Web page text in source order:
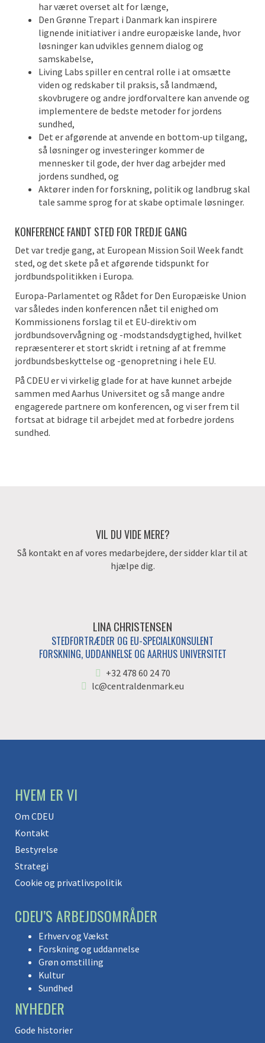
har været overset alt for længe,
Den Grønne Trepart i Danmark kan inspirere
lignende initiativer i andre europæiske lande, hvor
løsninger kan udvikles gennem dialog og
samskabelse,
Living Labs spiller en central rolle i at omsætte
viden og redskaber til praksis, så landmænd,
skovbrugere og andre jordforvaltere kan anvende og
implementere de bedste metoder for jordens
sundhed,
Det er afgørende at anvende en bottom-up tilgang,
så løsninger og investeringer kommer de
mennesker til gode, der hver dag arbejder med
jordens sundhed, og
Aktører inden for forskning, politik og landbrug skal
tale samme sprog for at skabe optimale løsninger.
KONFERENCE FANDT STED FOR TREDJE GANG
Det var tredje gang, at European Mission Soil Week fandt
sted, og det skete på et afgørende tidspunkt for
jordbundspolitikken i Europa.
Europa-Parlamentet og Rådet for Den Europæiske Union
var således inden konferencen nået til enighed om
Kommissionens forslag til et EU-direktiv om
jordbundsovervågning og -modstandsdygtighed, hvilket
repræsenterer et stort skridt i retning af at fremme
jordbundsbeskyttelse og -genopretning i hele EU.
På CDEU er vi virkelig glade for at have kunnet arbejde
sammen med Aarhus Universitet og så mange andre
engagerede partnere om konferencen, og vi ser frem til
fortsat at bidrage til arbejdet med at forbedre jordens
sundhed.
VIL DU VIDE MERE?
Så kontakt en af vores medarbejdere, der sidder klar til at
hjælpe dig.
LINA CHRISTENSEN
STEDFORTRÆDER OG EU-SPECIALKONSULENT
FORSKNING, UDDANNELSE OG AARHUS UNIVERSITET
+32 478 60 24 70
lc@centraldenmark.eu
HVEM ER VI
Om CDEU
Kontakt
Bestyrelse
Strategi
Cookie og privatlivspolitik
CDEU’S ARBEJDSOMRÅDER
Erhverv og Vækst
Forskning og uddannelse
Grøn omstilling
Kultur
Sundhed
NYHEDER
Gode historier